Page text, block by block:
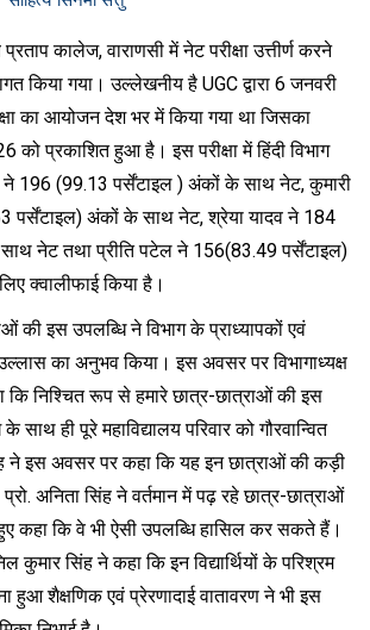
कालेज, वाराणसी में नेट परीक्षा उत्तीर्ण करने
किया गया। उल्लेखनीय है UGC द्वारा 6 जनवरी
का आयोजन देश भर में किया गया था जिसका
को प्रकाशित हुआ है। इस परीक्षा में हिंदी विभाग
ने 196 (99.13 पर्सेंटाइल ) अंकों के साथ नेट, कुमारी
पर्सेंटाइल) अंकों के साथ नेट, श्रेया यादव ने 184
नेट तथा प्रीति पटेल ने 156(83.49 पर्सेंटाइल)
क्वालीफाई किया है।
की इस उपलब्धि ने विभाग के प्राध्यापकों एवं
उल्लास का अनुभव किया। इस अवसर पर विभागाध्यक्ष
कि निश्चित रूप से हमारे छात्र-छात्राओं की इस
साथ ही पूरे महाविद्यालय परिवार को गौरवान्वित
ने इस अवसर पर कहा कि यह इन छात्राओं की कड़ी
अनिता सिंह ने वर्तमान में पढ़ रहे छात्र-छात्राओं
कहा कि वे भी ऐसी उपलब्धि हासिल कर सकते हैं।
कुमार सिंह ने कहा कि इन विद्यार्थियों के परिश्रम
हुआ शैक्षणिक एवं प्रेरणादाई वातावरण ने भी इस